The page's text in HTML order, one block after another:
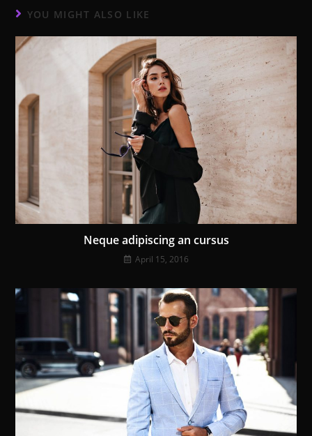
YOU MIGHT ALSO LIKE
Neque adipiscing an cursus
April 15, 2016